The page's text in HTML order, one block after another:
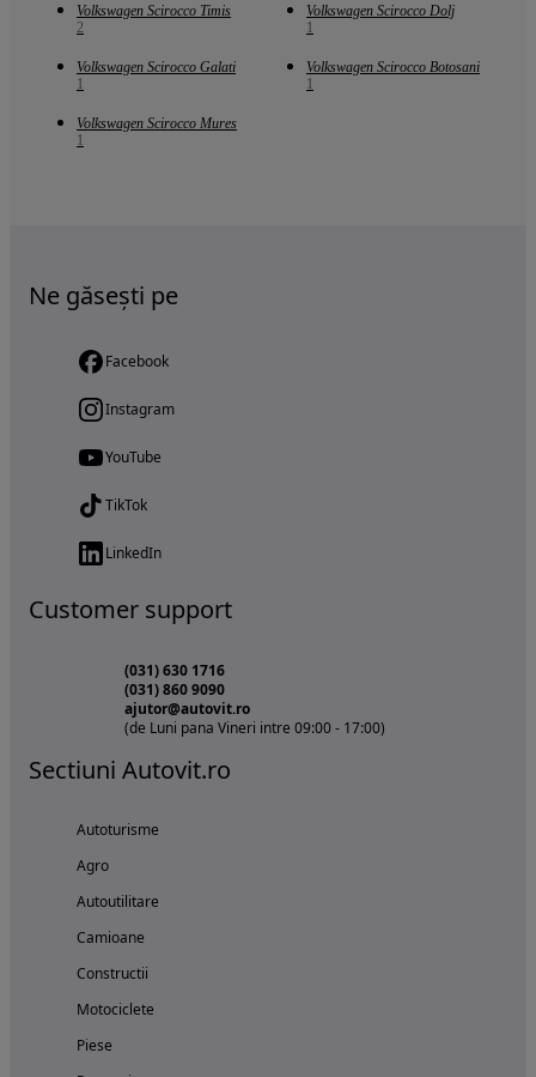
Volkswagen Scirocco Timis
2
Volkswagen Scirocco Dolj
1
Volkswagen Scirocco Galati
1
Volkswagen Scirocco Botosani
1
Volkswagen Scirocco Mures
1
Ne găsești pe
Facebook
Instagram
YouTube
TikTok
LinkedIn
Customer support
(031) 630 1716
(031) 860 9090
ajutor@autovit.ro
(de Luni pana Vineri intre 09:00 - 17:00)
Sectiuni Autovit.ro
Autoturisme
Agro
Autoutilitare
Camioane
Constructii
Motociclete
Piese